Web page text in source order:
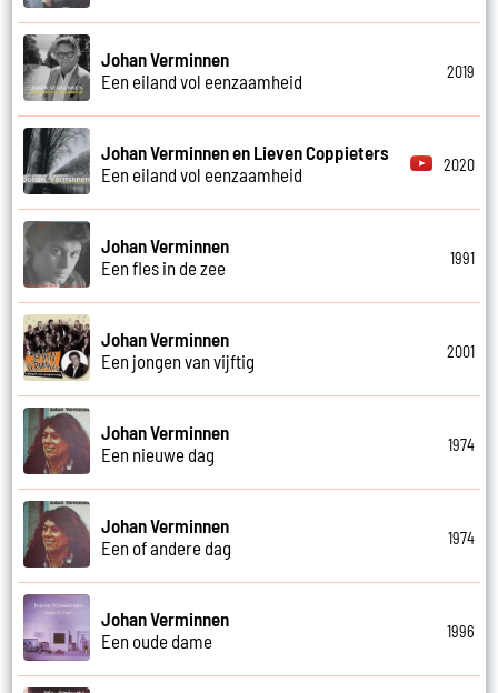
Johan Verminnen
Een eiland vol eenzaamheid
2019
Johan Verminnen en Lieven Coppieters
Een eiland vol eenzaamheid
2020
Johan Verminnen
Een fles in de zee
1991
Johan Verminnen
Een jongen van vijftig
2001
Johan Verminnen
Een nieuwe dag
1974
Johan Verminnen
Een of andere dag
1974
Johan Verminnen
Een oude dame
1996